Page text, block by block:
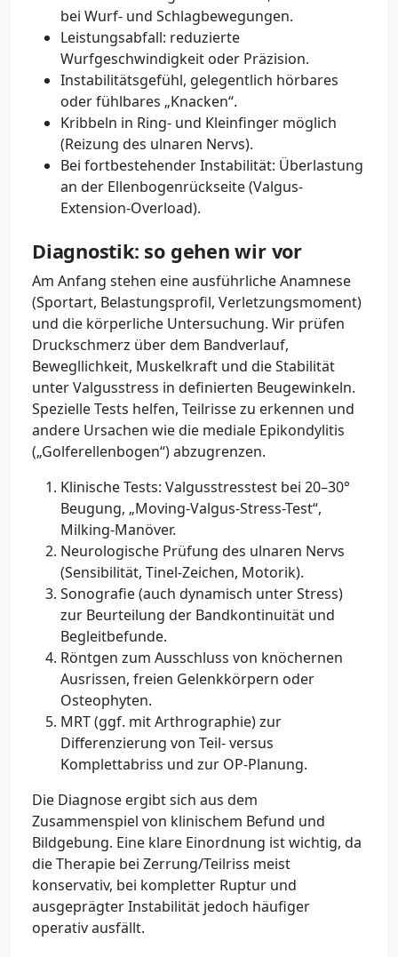
bei Wurf- und Schlagbewegungen.
Leistungsabfall: reduzierte
Wurfgeschwindigkeit oder Präzision.
Instabilitätsgefühl, gelegentlich hörbares
oder fühlbares „Knacken“.
Kribbeln in Ring- und Kleinfinger möglich
(Reizung des ulnaren Nervs).
Bei fortbestehender Instabilität: Überlastung
an der Ellenbogenrückseite (Valgus-
Extension-Overload).
Diagnostik: so gehen wir vor
Am Anfang stehen eine ausführliche Anamnese
(Sportart, Belastungsprofil, Verletzungsmoment)
und die körperliche Untersuchung. Wir prüfen
Druckschmerz über dem Bandverlauf,
Bewegllichkeit, Muskelkraft und die Stabilität
unter Valgusstress in definierten Beugewinkeln.
Spezielle Tests helfen, Teilrisse zu erkennen und
andere Ursachen wie die mediale Epikondylitis
(„Golferellenbogen“) abzugrenzen.
Klinische Tests: Valgusstresstest bei 20–30°
Beugung, „Moving-Valgus-Stress-Test“,
Milking-Manöver.
Neurologische Prüfung des ulnaren Nervs
(Sensibilität, Tinel-Zeichen, Motorik).
Sonografie (auch dynamisch unter Stress)
zur Beurteilung der Bandkontinuität und
Begleitbefunde.
Röntgen zum Ausschluss von knöchernen
Ausrissen, freien Gelenkkörpern oder
Osteophyten.
MRT (ggf. mit Arthrographie) zur
Differenzierung von Teil- versus
Komplettabriss und zur OP-Planung.
Die Diagnose ergibt sich aus dem
Zusammenspiel von klinischem Befund und
Bildgebung. Eine klare Einordnung ist wichtig, da
die Therapie bei Zerrung/Teilriss meist
konservativ, bei kompletter Ruptur und
ausgeprägter Instabilität jedoch häufiger
operativ ausfällt.